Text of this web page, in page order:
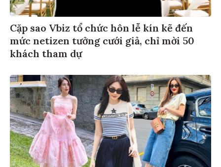
Cặp sao Vbiz tổ chức hôn lễ kín kẽ đến
mức netizen tưởng cưới giả, chỉ mời 50
khách tham dự